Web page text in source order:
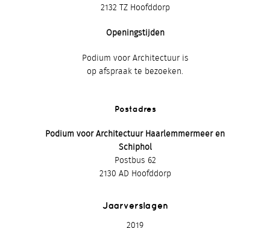
2132 TZ Hoofddorp
Openingstijden
Podium voor Architectuur is
op afspraak te bezoeken.
Postadres
Podium voor Architectuur Haarlemmermeer en
Schiphol
Postbus 62
2130 AD Hoofddorp
Jaarverslagen
2019